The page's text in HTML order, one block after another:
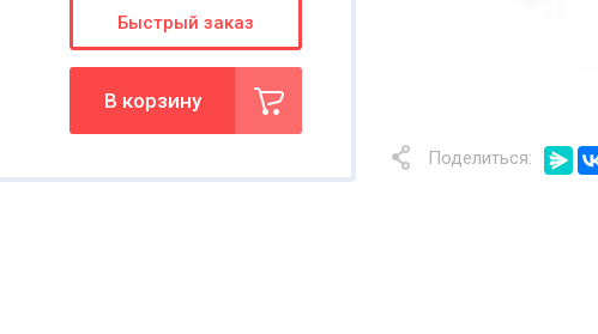
Поделиться:
В корзину
Быстрый заказ